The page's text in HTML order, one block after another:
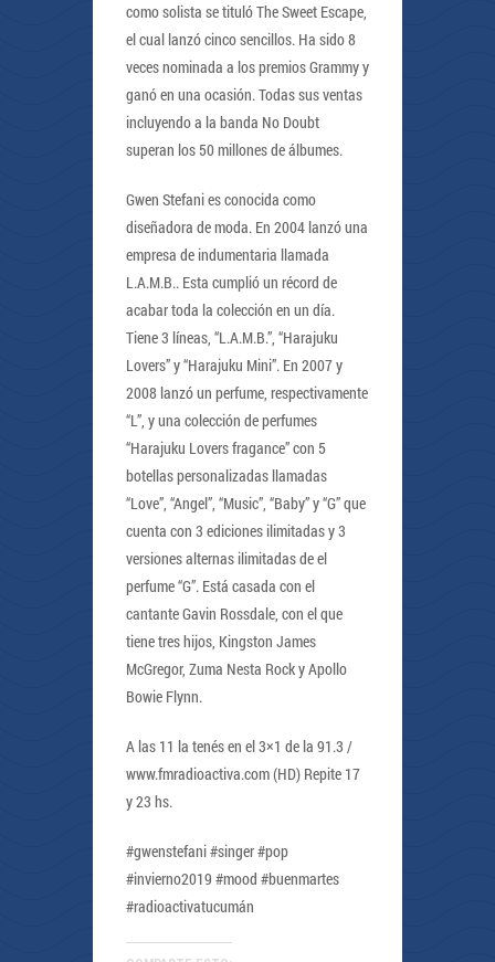
como solista se tituló The Sweet Escape,
el cual lanzó cinco sencillos. Ha sido 8
veces nominada a los premios Grammy y
ganó en una ocasión. Todas sus ventas
incluyendo a la banda No Doubt
superan los 50 millones de álbumes.
Gwen Stefani es conocida como
diseñadora de moda. En 2004 lanzó una
empresa de indumentaria llamada
L.A.M.B.. Esta cumplió un récord de
acabar toda la colección en un día.
Tiene 3 líneas, “L.A.M.B.”, “Harajuku
Lovers” y “Harajuku Mini”. En 2007 y
2008 lanzó un perfume, respectivamente
“L”, y una colección de perfumes
“Harajuku Lovers fragance” con 5
botellas personalizadas llamadas
“Love”, “Angel”, “Music”, “Baby” y “G” que
cuenta con 3 ediciones ilimitadas y 3
versiones alternas ilimitadas de el
perfume “G”. Está casada con el
cantante Gavin Rossdale, con el que
tiene tres hijos, Kingston James
McGregor, Zuma Nesta Rock y Apollo
Bowie Flynn.
A las 11 la tenés en el 3×1 de la 91.3 /
www.fmradioactiva.com (HD) Repite 17
y 23 hs.
#gwenstefani #singer #pop
#invierno2019 #mood #buenmartes
#radioactivatucumán